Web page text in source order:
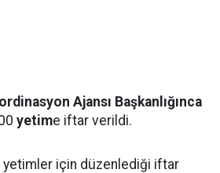
Ajansı Başkanlığınca
yetime iftar verildi.
yetimler için düzenlediği iftar